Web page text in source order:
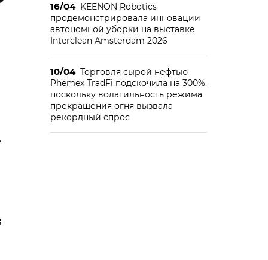
16/04 KEENON Robotics
продемонстрировала инновации
автономной уборки на выставке
Interclean Amsterdam 2026
10/04 Торговля сырой нефтью
Phemex TradFi подскочила на 300%,
поскольку волатильность режима
прекращения огня вызвала
рекордный спрос